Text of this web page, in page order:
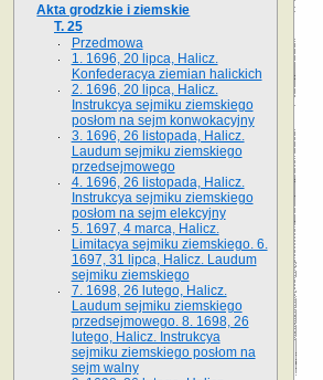
Akta grodzkie i ziemskie
T. 25
Przedmowa
1. 1696, 20 lipca, Halicz.
Konfederacya ziemian halickich
2. 1696, 20 lipca, Halicz.
Instrukcya sejmiku ziemskiego
posłom na sejm konwokacyjny
3. 1696, 26 listopada, Halicz.
Laudum sejmiku ziemskiego
przedsejmowego
4. 1696, 26 listopada, Halicz.
Instrukcya sejmiku ziemskiego
posłom na sejm elekcyjny
5. 1697, 4 marca, Halicz.
Limitacya sejmiku ziemskiego. 6.
1697, 31 lipca, Halicz. Laudum
sejmiku ziemskiego
7. 1698, 26 lutego, Halicz.
Laudum sejmiku ziemskiego
przedsejmowego. 8. 1698, 26
lutego, Halicz. Instrukcya
sejmiku ziemskiego posłom na
sejm walny